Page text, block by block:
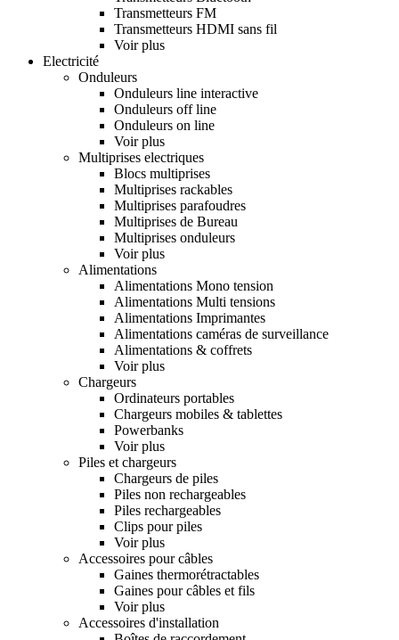
Transmetteurs FM
Transmetteurs HDMI sans fil
Voir plus
Electricité
Onduleurs
Onduleurs line interactive
Onduleurs off line
Onduleurs on line
Voir plus
Multiprises electriques
Blocs multiprises
Multiprises rackables
Multiprises parafoudres
Multiprises de Bureau
Multiprises onduleurs
Voir plus
Alimentations
Alimentations Mono tension
Alimentations Multi tensions
Alimentations Imprimantes
Alimentations caméras de surveillance
Alimentations & coffrets
Voir plus
Chargeurs
Ordinateurs portables
Chargeurs mobiles & tablettes
Powerbanks
Voir plus
Piles et chargeurs
Chargeurs de piles
Piles non rechargeables
Piles rechargeables
Clips pour piles
Voir plus
Accessoires pour câbles
Gaines thermorétractables
Gaines pour câbles et fils
Voir plus
Accessoires d'installation